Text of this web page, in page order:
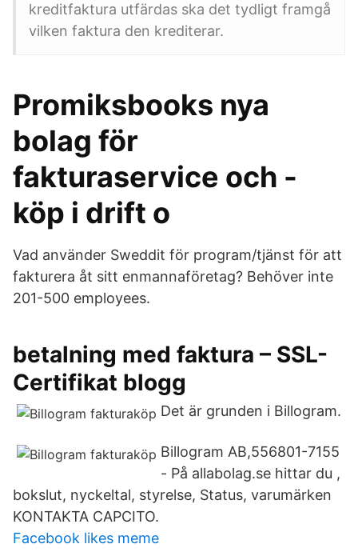
kreditfaktura utfärdas ska det tydligt framgå
vilken faktura den krediterar.
Promiksbooks nya
bolag för
fakturaservice och -
köp i drift o
Vad använder Sweddit för program/tjänst för att
fakturera åt sitt enmannaföretag? Behöver inte
201-500 employees.
betalning med faktura – SSL-
Certifikat blogg
Det är grunden i Billogram.
Billogram AB,556801-7155
- På allabolag.se hittar du ,
bokslut, nyckeltal, styrelse, Status, varumärken
KONTAKTA CAPCITO.
Facebook likes meme